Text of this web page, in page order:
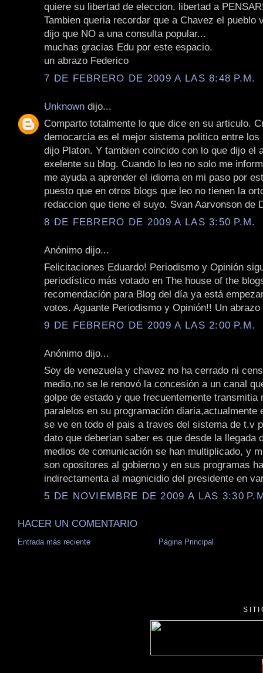
quiere su libertad de eleccion, libertad a
Tambien queria recordar que a Chavez el pueblo
dijo que NO a una consulta popular...
muchas gracias Edu por este espacio.
un abrazo Federico
7 DE FEBRERO DE 2009 A LAS 8:48 P.M.
Unknown dijo...
Comparto totalmente lo que dice en su articulo.
democarcia es el mejor sistema politico entre los
dijo Platon. Y tambien coincido con lo que dijo el
exelente su blog. Cuando lo leo no solo me
me ayuda a aprender el idioma en mi paso por
puesto que en otros blogs que leo no tienen la
redaccion que tiene el suyo. Svan Aarvonson de
8 DE FEBRERO DE 2009 A LAS 3:50 P.M.
Anónimo dijo...
Felicitaciones Eduardo! Periodismo y Opinión
periodístico más votado en The house of the
recomendación para Blog del día ya está
votos. Aguante Periodismo y Opinión!! Un abrazo
9 DE FEBRERO DE 2009 A LAS 2:00 P.M.
Anónimo dijo...
Soy de venezuela y chavez no ha cerrado ni
medio,no se le renovó la concesión a un canal
golpe de estado y que frecuentemente transmitia
paralelos en su programación diaria,actualmente
se ve en todo el pais a traves del sistema de t.v
dato que deberian saber es que desde la llegada
medios de comunicación se han multiplicado, y
son opositores al gobierno y en sus programas
indirectamenta al magnicidio del presidente en
5 DE NOVIEMBRE DE 2009 A LAS 3:30
HACER UN COMENTARIO
Entrada más reciente Página Principal